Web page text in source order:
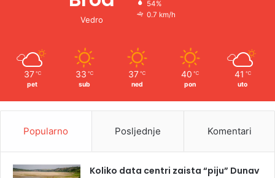
Vedro
54%
0.7 km/h
37 ℃
pet
33 ℃
sub
37 ℃
ned
40 ℃
pon
41 ℃
uto
Popularno Posljednje Komentari
Koliko data centri zaista “piju” Dunav